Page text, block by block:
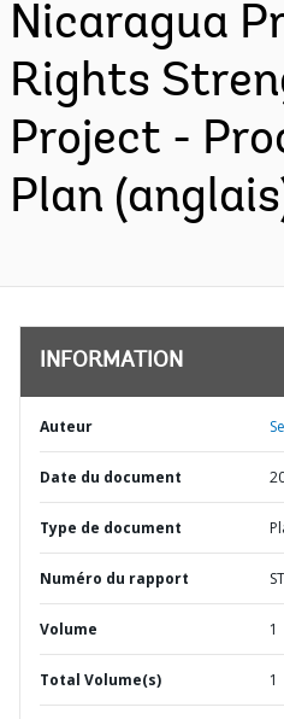
Nicaragua
Rights
Project -
Plan
INFORMATION
Auteur
Date du document
Type de document
Numéro du rapport
Volume 1
Total Volume(s) 1